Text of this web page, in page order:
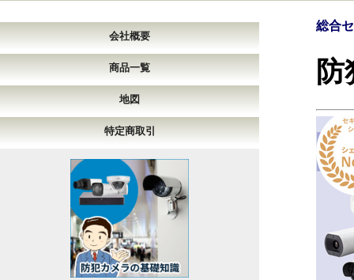
会社概要
商品一覧
地図
特定商取引
総合